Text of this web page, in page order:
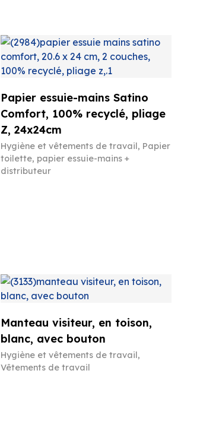
Papier essuie-mains Satino
Comfort, 100% recyclé, pliage
Z, 24x24cm
Hygiène et vêtements de travail, Papier
toilette, papier essuie-mains +
distributeur
Manteau visiteur, en toison,
blanc, avec bouton
Hygiène et vêtements de travail,
Vêtements de travail